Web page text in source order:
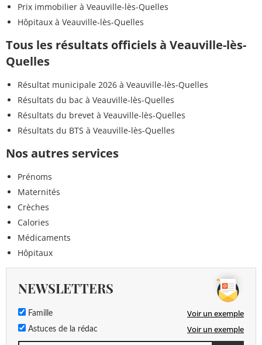
Prix immobilier à Veauville-lès-Quelles
Hôpitaux à Veauville-lès-Quelles
Tous les résultats officiels à Veauville-lès-
Quelles
Résultat municipale 2026 à Veauville-lès-Quelles
Résultats du bac à Veauville-lès-Quelles
Résultats du brevet à Veauville-lès-Quelles
Résultats du BTS à Veauville-lès-Quelles
Nos autres services
Prénoms
Maternités
Crèches
Calories
Médicaments
Hôpitaux
NEWSLETTERS
Famille Voir un exemple
Astuces de la rédac Voir un exemple